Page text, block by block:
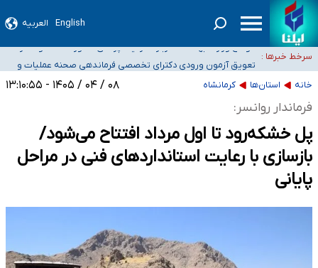
English العربیه
سرخط خبرها :
۴۰ تا ۵۰ روز گرمای نسبی در پیش داریم/ دمای تهران به ۳۸ درجه می‌رسد
هستیم، اما هنوز پاسخ مشخصی نگرفته‌ایم
تعویق آزمون ورودی دکترای تخصصی فرماندهی صحنه عملیات و
آخرین وضعیت شیوع عفونت‌های تنفسی در کشور/ خوزستان و کرمان بالاتر از
آستانه هشدار
خانه استان‌ها کرمانشاه ۰۸ / ۰۴ / ۱۴۰۵ - ۱۳:۱۰:۵۵
فرماندار روانسر:
پل خشکه‌رود تا اول مرداد افتتاح می‌شود/
بازسازی با رعایت استانداردهای فنی در مراحل
پایانی